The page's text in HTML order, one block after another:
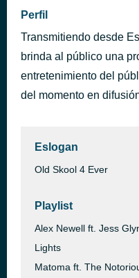
Perfil
Transmitiendo desde
brinda al público una
entretenimiento del
del momento en
Eslogan
Old Skool 4 Ever
Playlist
Alex Newell ft. Jess
Lights
Matoma ft. The